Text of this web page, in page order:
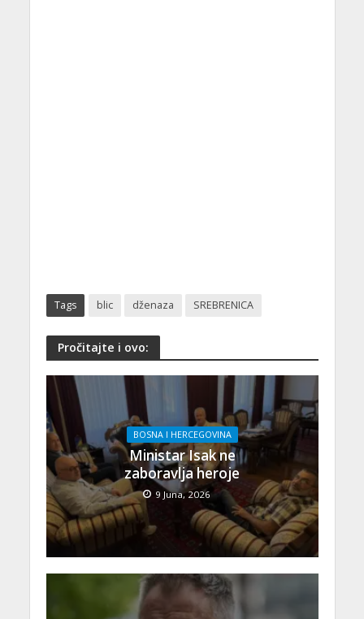
Tags blic dženaza SREBRENICA
Pročitajte i ovo:
BOSNA I HERCEGOVINA
Ministar Isak ne
zaboravlja heroje
9 Juna, 2026